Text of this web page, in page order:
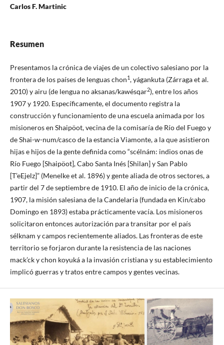
Carlos F. Martinic
Resumen
Presentamos la crónica de viajes de un colectivo salesiano por la
frontera de los países de lenguas chon1, yágankuta (Zárraga et al.
2010) y airu (de lengua no aksanas/kawésqar2), entre los años
1907 y 1920. Específicamente, el documento registra la
construcción y funcionamiento de una escuela animada por los
misioneros en Shaipöot, vecina de la comisaría de Río del Fuego y
de Shai-w-num/casco de la estancia Viamonte, a la que asistieron
hijas e hijos de la gente definida como “scélnám: indios onas de
Río Fuego [Shaipöot], Cabo Santa Inés [Shilan] y San Pablo
[T’eEjelz]” (Menelke et al. 1896) y gente aliada de otros sectores, a
partir del 7 de septiembre de 1910. El año de inicio de la crónica,
1907, la misión salesiana de la Candelaria (fundada en Kin/cabo
Domingo en 1893) estaba prácticamente vacía. Los misioneros
solicitaron entonces autorización para transitar por el país
sélknam y campos recientemente aliados. Las fronteras de este
territorio se forjaron durante la resistencia de las naciones
mack’ck y chon koyuká a la invasión cristiana y su establecimiento
implicó guerras y tratos entre campos y gentes vecinas.